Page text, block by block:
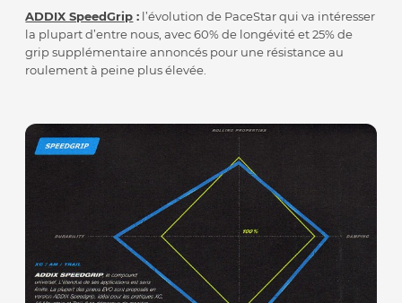
ADDIX SpeedGrip : l’évolution de PaceStar qui va intéresser
la plupart d’entre nous, avec 60% de longévité et 25% de
grip supplémentaire annoncés pour une résistance au
roulement à peine plus élevée.